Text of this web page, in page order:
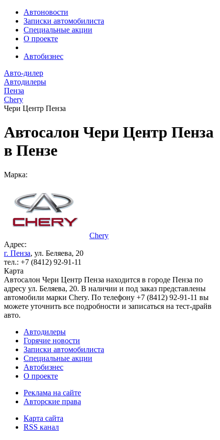
Автоновости
Записки автомобилиста
Специальные акции
О проекте
Автобизнес
Авто-дилер
Автодилеры
Пенза
Chery
Чери Центр Пенза
Автосалон Чери Центр Пенза
в Пензе
Марка:
Chery
Адрес:
г. Пенза, ул. Беляева, 20
тел.: +7 (8412) 92-91-11
Карта
Автосалон Чери Центр Пенза находится в городе Пенза по
адресу ул. Беляева, 20. В наличии и под заказ представлены
автомобили марки Chery. По телефону +7 (8412) 92-91-11 вы
можете уточнить все подробности и записаться на тест-драйв
авто.
Автодилеры
Горячие новости
Записки автомобилиста
Специальные акции
Автобизнес
О проекте
Реклама на сайте
Авторские права
Карта сайта
RSS канал